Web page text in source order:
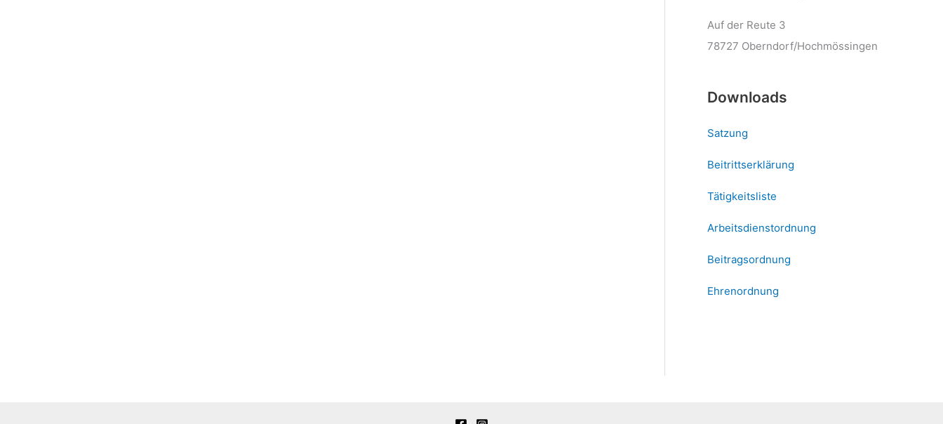
Auf der Reute 3
78727 Oberndorf/Hochmössingen
Downloads
Satzung
Beitrittserklärung
Tätigkeitsliste
Arbeitsdienstordnung
Beitragsordnung
Ehrenordnung